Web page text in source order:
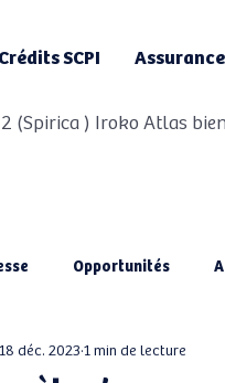
Crédits SCPI
(Spirica ) Iroko Atlas
Opportunités
18 déc. 20231 min de lecture